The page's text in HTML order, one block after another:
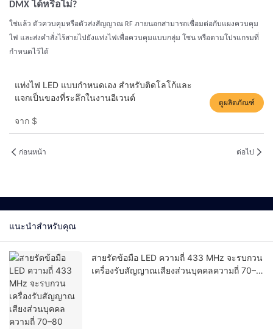
DMX ได้หรือไม่?
ใช่แล้ว ตัวควบคุมหรือตัวส่งสัญญาณ RF ภายนอกสามารถเชื่อมต่อกับแผงควบคุม
ไฟ และส่งคำสั่งไร้สายไปยังแท่งไฟเพื่อควบคุมแบบกลุ่ม โซน หรือตามโปรแกรมที่
กำหนดไว้ได้
แท่งไฟ LED แบบกำหนดเอง สำหรับติดโลโก้และ
แจกเป็นของที่ระลึกในงานอีเวนต์
จาก $
ดูผลิตภัณฑ์
ก่อนหน้า ต่อไป
แนะนำสำหรับคุณ
สายรัดข้อมือ LED ความถี่ 433 MHz จะรบกวน
เครื่องรับสัญญาณเสียงส่วนบุคคลความถี่ 70–